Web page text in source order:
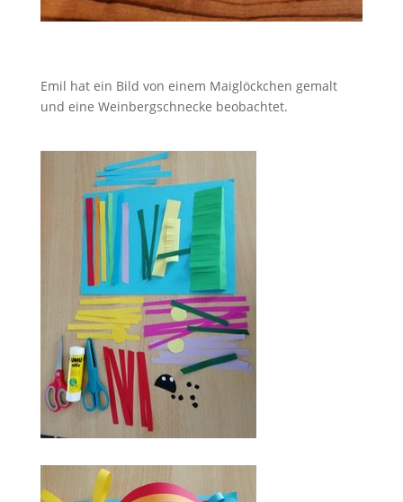
Emil hat ein Bild von einem Maiglöckchen gemalt
und eine Weinbergschnecke beobachtet.